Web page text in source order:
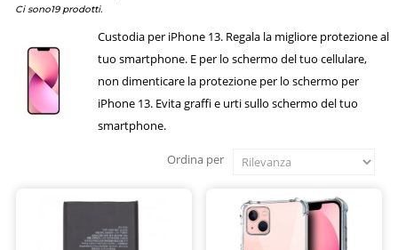
Ci sono19 prodotti.
Custodia per iPhone 13. Regala la migliore protezione al
tuo smartphone. E per lo schermo del tuo cellulare,
non dimenticare la protezione per lo schermo per
iPhone 13. Evita graffi e urti sullo schermo del tuo
smartphone.
Ordina per